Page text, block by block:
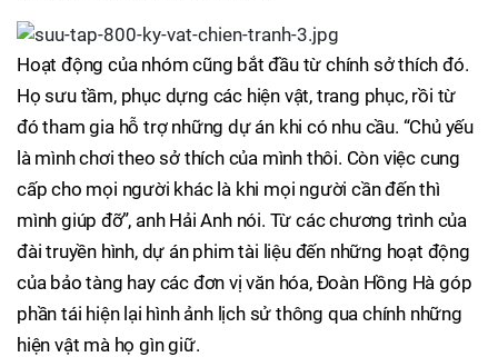
Hoạt động của nhóm cũng bắt đầu từ chính sở thích đó.
Họ sưu tầm, phục dựng các hiện vật, trang phục, rồi từ
đó tham gia hỗ trợ những dự án khi có nhu cầu. “Chủ yếu
là mình chơi theo sở thích của mình thôi. Còn việc cung
cấp cho mọi người khác là khi mọi người cần đến thì
mình giúp đỡ”, anh Hải Anh nói. Từ các chương trình của
đài truyền hình, dự án phim tài liệu đến những hoạt động
của bảo tàng hay các đơn vị văn hóa, Đoàn Hồng Hà góp
phần tái hiện lại hình ảnh lịch sử thông qua chính những
hiện vật mà họ gìn giữ.